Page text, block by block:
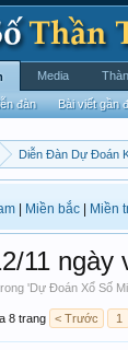
Diễn Đàn Dự Đoán
Miền bắc Miền
11 ngày
'Dự Đoán Xổ Số
8 trang < Trước 1
đàn Bài viết gần
Media